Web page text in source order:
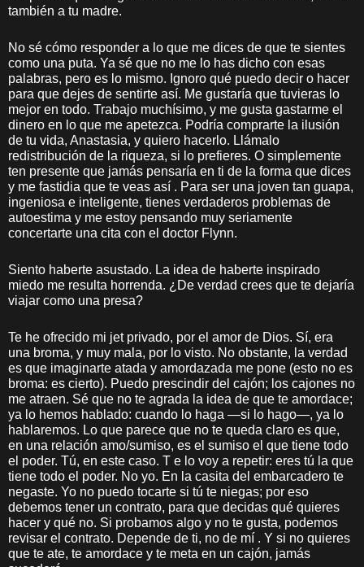
también a tu madre.
No sé cómo responder a lo que me dices de que te sientes
como una puta. Ya sé que no me lo has dicho con esas
palabras, pero es lo mismo. Ignoro qué puedo decir o hacer
para que dejes de sentirte así. Me gustaría que tuvieras lo
mejor en todo. Trabajo muchísimo, y me gusta gastarme el
dinero en lo que me apetezca. Podría comprarte la ilusión
de tu vida, Anastasia, y quiero hacerlo. Llámalo
redistribución de la riqueza, si lo prefieres. O simplemente
ten presente que jamás pensaría en ti de la forma que dices
y me fastidia que te veas así . Para ser una joven tan guapa,
ingeniosa e inteligente, tienes verdaderos problemas de
autoestima y me estoy pensando muy seriamente
concertarte una cita con el doctor Flynn.
Siento haberte asustado. La idea de haberte inspirado
miedo me resulta horrenda. ¿De verdad crees que te dejaría
viajar como una presa?
Te he ofrecido mi jet privado, por el amor de Dios. Sí, era
una broma, y muy mala, por lo visto. No obstante, la verdad
es que imaginarte atada y amordazada me pone (esto no es
broma: es cierto). Puedo prescindir del cajón; los cajones no
me atraen. Sé que no te agrada la idea de que te amordace;
ya lo hemos hablado: cuando lo haga —si lo hago—, ya lo
hablaremos. Lo que parece que no te queda claro es que,
en una relación amo/sumiso, es el sumiso el que tiene todo
el poder. Tú, en este caso. T e lo voy a repetir: eres tú la que
tiene todo el poder. No yo. En la casita del embarcadero te
negaste. Yo no puedo tocarte si tú te niegas; por eso
debemos tener un contrato, para que decidas qué quieres
hacer y qué no. Si probamos algo y no te gusta, podemos
revisar el contrato. Depende de ti, no de mí . Y si no quieres
que te ate, te amordace y te meta en un cajón, jamás